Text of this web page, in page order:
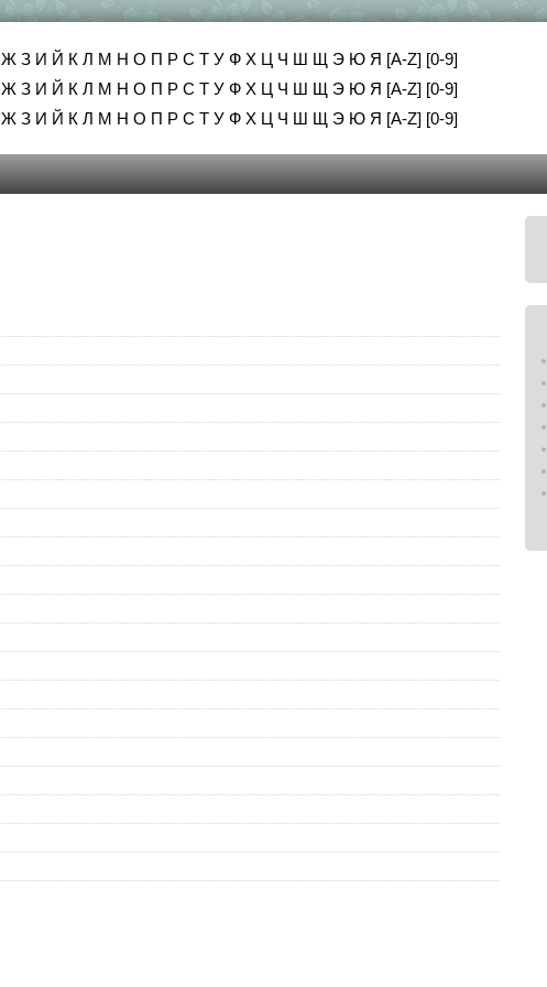
Ж З И Й К Л М Н О П Р С Т У Ф Х Ц Ч Ш Щ Э Ю Я [A-Z] [0-9]
Ж З И Й К Л М Н О П Р С Т У Ф Х Ц Ч Ш Щ Э Ю Я [A-Z] [0-9]
Ж З И Й К Л М Н О П Р С Т У Ф Х Ц Ч Ш Щ Э Ю Я [A-Z] [0-9]